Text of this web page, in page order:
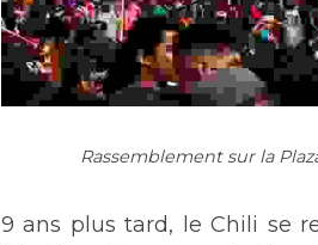
Rassemblement sur la
9 ans plus tard, le Chili se